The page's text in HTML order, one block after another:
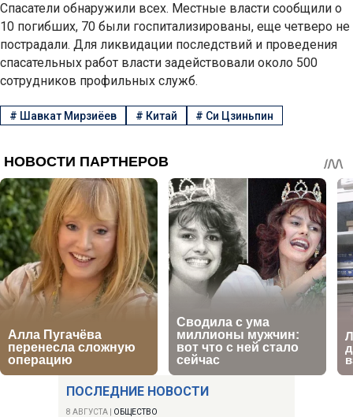
ПОСЛЕДНИЕ НОВОСТИ
8 АВГУСТА ОБЩЕСТВО
Спасатели обнаружили всех. Местные власти сообщили о
10 погибших, 70 были госпитализированы, еще четверо не
пострадали. Для ликвидации последствий и проведения
спасательных работ власти задействовали около 500
сотрудников профильных служб.
# Шавкат Мирзиёев # Китай # Си Цзиньпин